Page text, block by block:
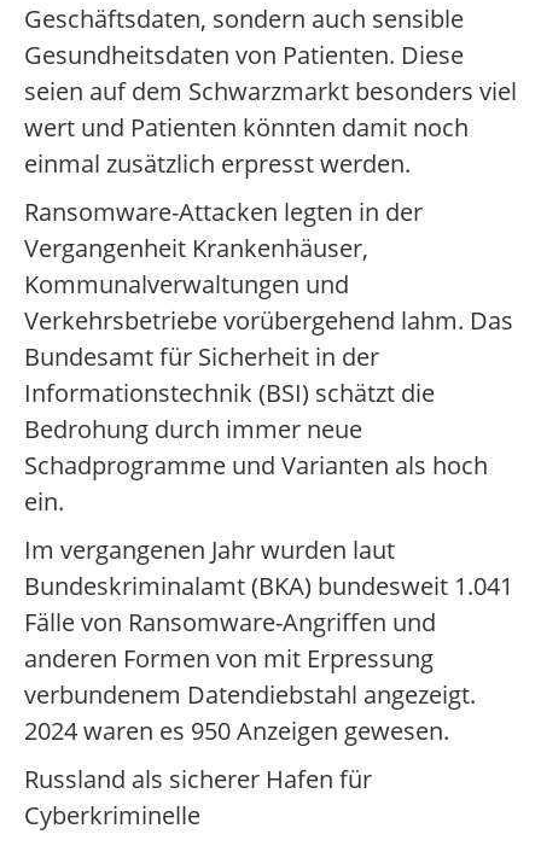
Geschäftsdaten, sondern auch sensible
Gesundheitsdaten von Patienten. Diese
seien auf dem Schwarzmarkt besonders viel
wert und Patienten könnten damit noch
einmal zusätzlich erpresst werden.
Ransomware-Attacken legten in der
Vergangenheit Krankenhäuser,
Kommunalverwaltungen und
Verkehrsbetriebe vorübergehend lahm. Das
Bundesamt für Sicherheit in der
Informationstechnik (BSI) schätzt die
Bedrohung durch immer neue
Schadprogramme und Varianten als hoch
ein.
Im vergangenen Jahr wurden laut
Bundeskriminalamt (BKA) bundesweit 1.041
Fälle von Ransomware-Angriffen und
anderen Formen von mit Erpressung
verbundenem Datendiebstahl angezeigt.
2024 waren es 950 Anzeigen gewesen.
Russland als sicherer Hafen für
Cyberkriminelle